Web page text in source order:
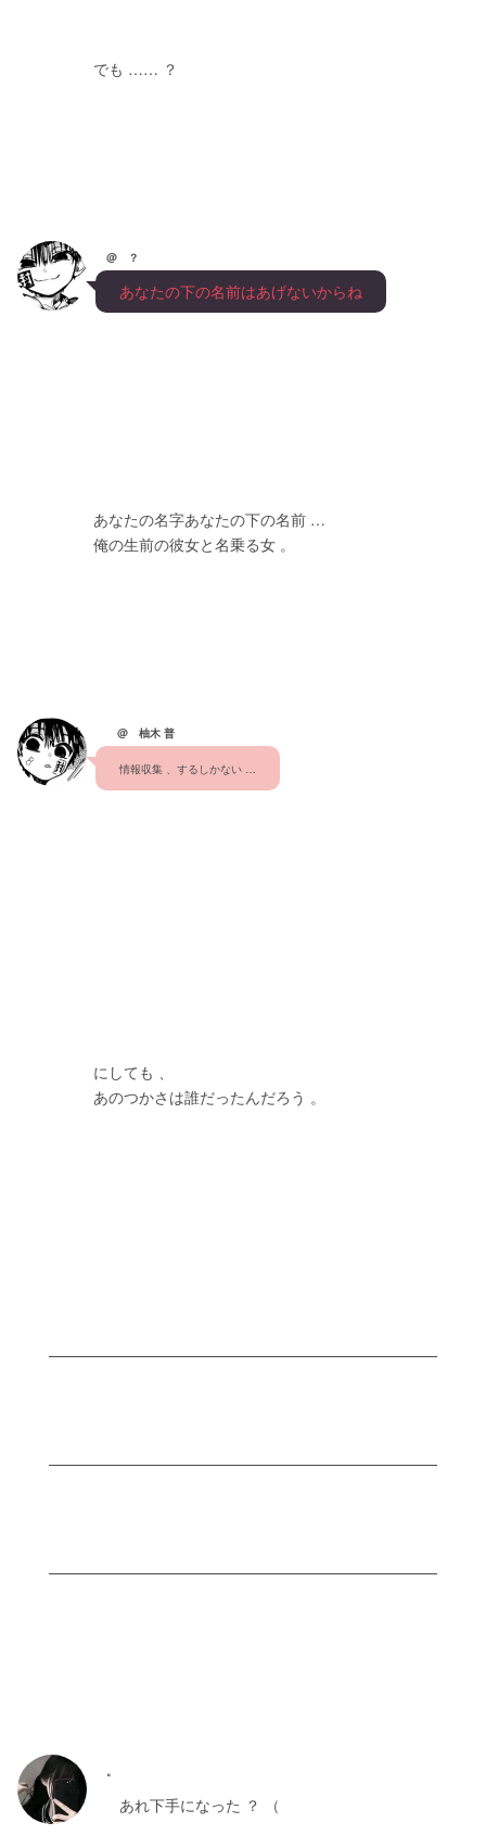
でも …… ？
@ ？
あなたの下の名前はあげないからね
あなたの名字あなたの下の名前 …
俺の生前の彼女と名乗る女 。
@ 柚木 普
情報収集 、するしかない …
にしても 、
あのつかさは誰だったんだろう 。
。
あれ下手になった ？ （